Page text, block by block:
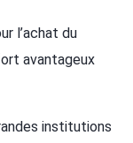
l’achat du
avantageux
institutions